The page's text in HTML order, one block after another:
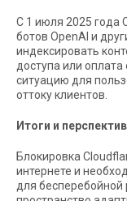
С 1 июля 2025 года
ботов OpenAI и
индексировать
доступа или оплата
ситуацию для
оттоку клиентов.
Итоги и
Блокировка
интернете и
для бесперебойной